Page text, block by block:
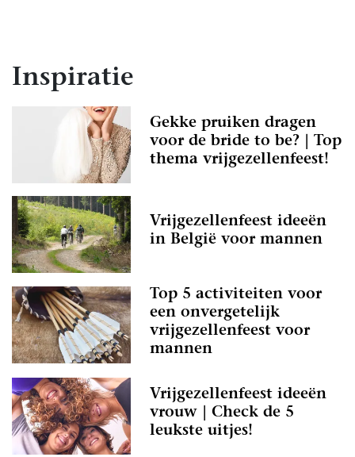
Inspiratie
Gekke pruiken dragen
voor de bride to be? | Top
thema vrijgezellenfeest!
Vrijgezellenfeest ideeën
in België voor mannen
Top 5 activiteiten voor
een onvergetelijk
vrijgezellenfeest voor
mannen
Vrijgezellenfeest ideeën
vrouw | Check de 5
leukste uitjes!